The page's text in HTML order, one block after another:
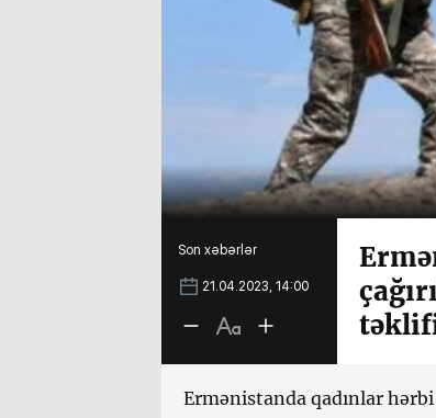
Son xəbərlər
21.04.2023, 14:00
Ermənistanda qadınlar